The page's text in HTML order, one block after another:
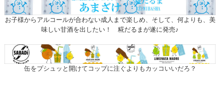
お子様からアルコールが合わない成人まで楽しめ、そして、何よりも、美
味しい甘酒を出したい！ 糀だるまが遂に発売♪
缶をプシュッと開けてコップに注ぐよりもカッコいいだろ？